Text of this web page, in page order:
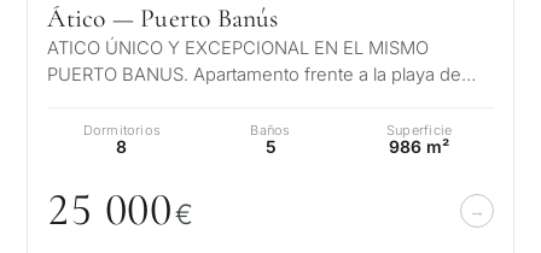
Ático — Puerto Banús
ATICO ÚNICO Y EXCEPCIONAL EN EL MISMO
PUERTO BANUS. Apartamento frente a la playa de
Dormitorios
8
Baños
5
Superficie
986 m²
25 000€